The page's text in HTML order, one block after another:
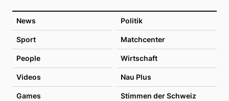
News Politik
Sport Matchcenter
People Wirtschaft
Videos Nau Plus
Games Stimmen der Schweiz